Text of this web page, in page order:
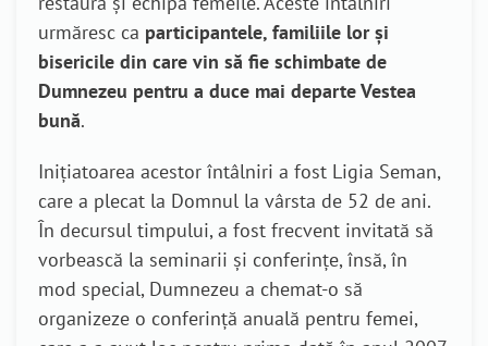
urmăresc ca participantele, familiile lor și
bisericile din care vin să fie schimbate de
Dumnezeu pentru a duce mai departe Vestea
bună.
Inițiatoarea acestor întâlniri a fost Ligia Seman,
care a plecat la Domnul la vârsta de 52 de ani.
În decursul timpului, a fost frecvent invitată să
vorbească la seminarii și conferințe, însă, în
mod special, Dumnezeu a chemat-o să
organizeze o conferință anuală pentru femei,